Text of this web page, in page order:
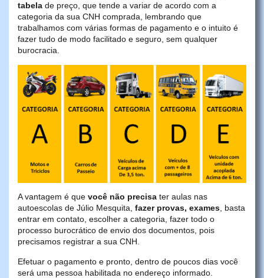
tabela de preço, que tende a variar de acordo com a
categoria da sua CNH comprada, lembrando que
trabalhamos com várias formas de pagamento e o intuito é
fazer tudo de modo facilitado e seguro, sem qualquer
burocracia.
A vantagem é que você não precisa ter aulas nas
autoescolas de Júlio Mesquita, fazer provas, exames, basta
entrar em contato, escolher a categoria, fazer todo o
processo burocrático de envio dos documentos, pois
precisamos registrar a sua CNH.
Efetuar o pagamento e pronto, dentro de poucos dias você
será uma pessoa habilitada no endereço informado.